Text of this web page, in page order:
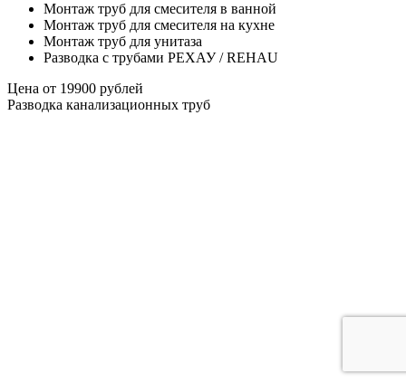
Монтаж труб для смесителя в ванной
Монтаж труб для смесителя на кухне
Монтаж труб для унитаза
Разводка с трубами РЕХАУ / REHAU
Цена от 19900 рублей
Разводка канализационных труб